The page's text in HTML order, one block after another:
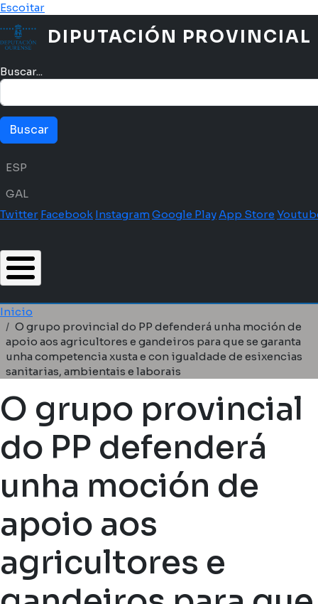
Pasar al contenido principal
Escoitar
DIPUTACIÓN PROVINCIAL
Buscar...
Menú idioma
ESP
GAL
Twitter Facebook InstagramGoogle PlayApp Store
Ruta de navegación
Inicio
O grupo provincial do PP defenderá unha moción de
apoio aos agricultores e gandeiros para que se garanta
unha competencia xusta e con igualdade de esixencias
sanitarias, ambientais e laborais
O grupo provincial
do PP defenderá
unha moción de
apoio aos
agricultores e